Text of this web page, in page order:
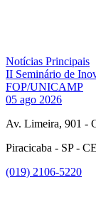
Notícias Principais
II Seminário de
FOP/UNICAMP
05 ago 2026
Av. Limeira, 901 -
Piracicaba - SP -
(019) 2106-5220